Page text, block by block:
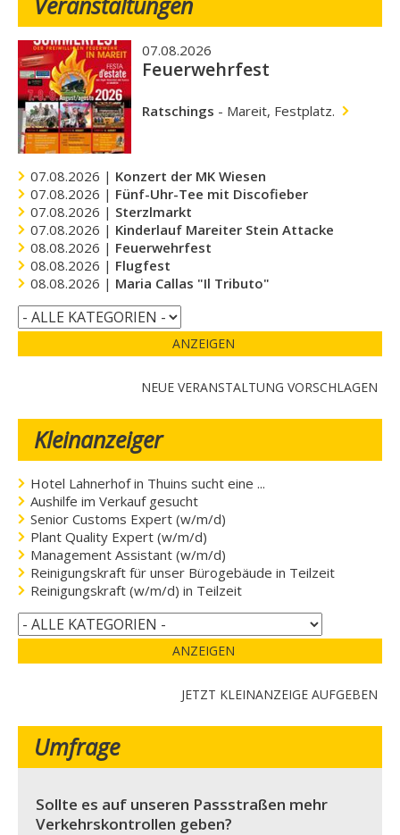
07.08.2026
Feuerwehrfest
Ratschings - Mareit, Festplatz.
07.08.2026 | Konzert der MK Wiesen
07.08.2026 | Fünf-Uhr-Tee mit Discofieber
07.08.2026 | Sterzlmarkt
07.08.2026 | Kinderlauf Mareiter Stein Attacke
08.08.2026 | Feuerwehrfest
08.08.2026 | Flugfest
08.08.2026 | Maria Callas "Il Tributo"
ANZEIGEN
NEUE VERANSTALTUNG VORSCHLAGEN
Kleinanzeiger
Hotel Lahnerhof in Thuins sucht eine ...
Aushilfe im Verkauf gesucht
Senior Customs Expert (w/m/d)
Plant Quality Expert (w/m/d)
Management Assistant (w/m/d)
Reinigungskraft für unser Bürogebäude in Teilzeit
Reinigungskraft (w/m/d) in Teilzeit
ANZEIGEN
JETZT KLEINANZEIGE AUFGEBEN
Umfrage
Sollte es auf unseren Passstraßen mehr
Verkehrskontrollen geben?